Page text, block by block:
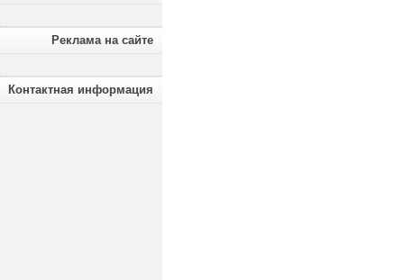
Реклама на сайте
Контактная информация